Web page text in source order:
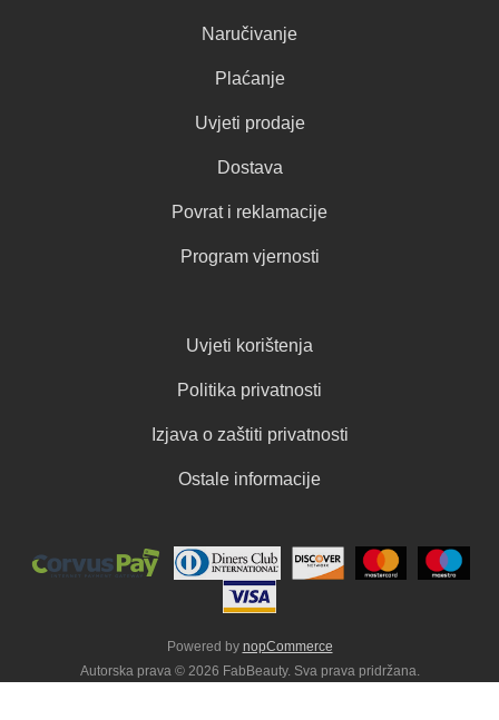
Naručivanje
Plaćanje
Uvjeti prodaje
Dostava
Povrat i reklamacije
Program vjernosti
Uvjeti korištenja
Politika privatnosti
Izjava o zaštiti privatnosti
Ostale informacije
Powered by nopCommerce
Autorska prava © 2026 FabBeauty. Sva prava pridržana.